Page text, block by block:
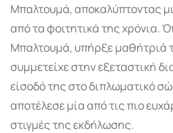
Μπαλτουμά, αποκαλύπτοντας
από τα φοιτητικά της χρόνια.
Μπαλτουμά, υπήρξε μαθήτριά
συμμετείχε στην εξεταστική
είσοδό της στο διπλωματικό
αποτέλεσε μία από τις πιο
στιγμές της εκδήλωσης.